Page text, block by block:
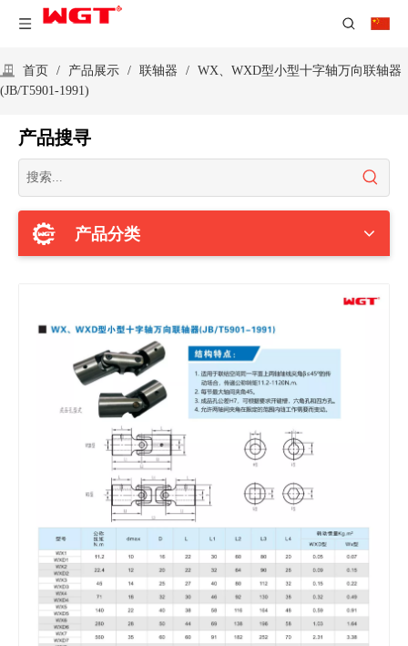
首页 / 产品展示 / 联轴器 / WX、WXD型小型十字轴万向联轴器
(JB/T5901-1991)
产品搜寻
产品分类